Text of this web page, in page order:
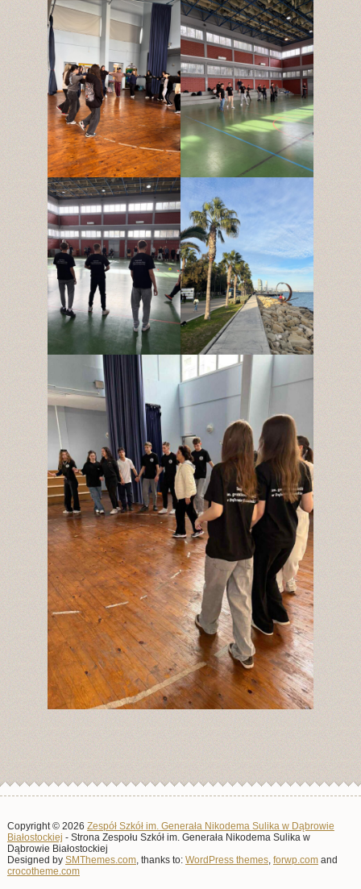
Copyright © 2026 Zespół Szkół im. Generała Nikodema Sulika w Dąbrowie
Białostockiej - Strona Zespołu Szkół im. Generała Nikodema Sulika w
Dąbrowie Białostockiej
Designed by SMThemes.com, thanks to: WordPress themes, forwp.comand
crocotheme.com